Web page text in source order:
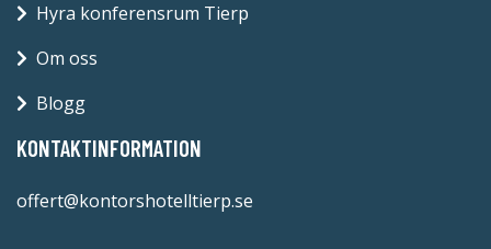
Hyra konferensrum Tierp
Om oss
Blogg
KONTAKTINFORMATION
offert@kontorshotelltierp.se